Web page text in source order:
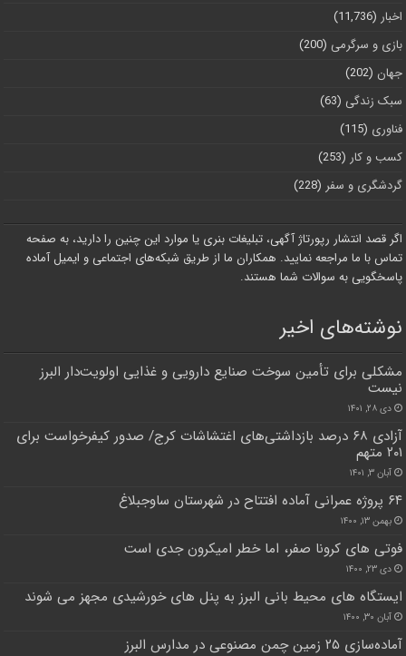
اخبار (11,736)
بازی و سرگرمی (200)
جهان (202)
سبک زندگی (63)
فناوری (115)
کسب و کار (253)
گردشگری و سفر (228)
اگر قصد انتشار رپورتاژ آگهی، تبلیغات بنری یا موارد این چنین را دارید، به صفحه
تماس با ما مراجعه نمایید. همکاران ما از طریق شبکه‌های اجتماعی و ایمیل آماده
پاسخگویی به سوالات شما هستند.
نوشته‌های اخیر
مشکلی برای تأمین سوخت صنایع دارویی و غذایی اولویت‌دار البرز
نیست
دی ۲۸, ۱۴۰۱
آزادی ۶۸ درصد بازداشتی‌های اغتشاشات کرج/ صدور کیفرخواست برای
۲۰۱ متهم
آبان ۳, ۱۴۰۱
۶۴ پروژه عمرانی آماده افتتاح در شهرستان ساوجبلاغ
بهمن ۱۳, ۱۴۰۰
فوتی های کرونا صفر، اما خطر امیکرون جدی است
دی ۲۳, ۱۴۰۰
ایستگاه های محیط بانی البرز به پنل های خورشیدی مجهز می شوند
آبان ۳۰, ۱۴۰۰
آماده‌سازی ۲۵ زمین چمن مصنوعی در مدارس البرز